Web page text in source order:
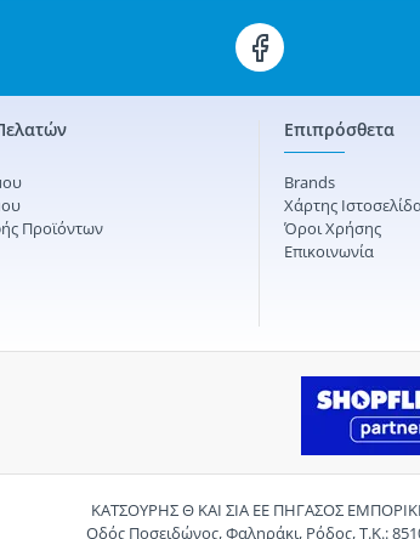
Προϊόντων
Επιπρόσθετα
Brands
Χάρτης
Όροι Χρήσης
Επικοινωνία
ΚΑΤΣΟΥΡΗΣ Θ ΚΑΙ ΣΙΑ ΕΕ ΠΗΓΑΣΟΣ
Οδός Ποσειδώνος, Φαληράκι, Ρόδος, Τ.Κ.: